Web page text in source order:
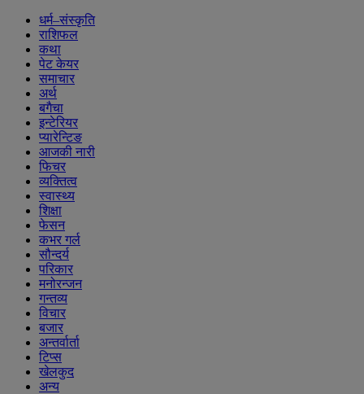
धर्म–संस्कृति
राशिफल
कथा
पेट केयर
समाचार
अर्थ
बगैचा
इन्टेरियर
प्यारेन्टिङ
आजकी नारी
फिचर
व्यक्तित्व
स्वास्थ्य
शिक्षा
फेसन
कभर गर्ल
सौन्दर्य
परिकार
मनोरन्जन
गन्तव्य
विचार
बजार
अन्तर्वार्ता
टिप्स
खेलकुद
अन्य